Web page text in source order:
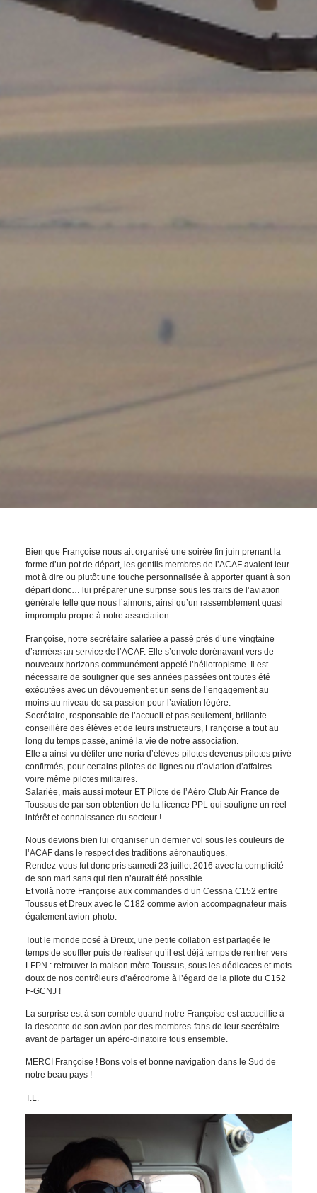
RETOUR AUX NEWS
Bien que Françoise nous ait organisé une soirée fin juin prenant la
forme d’un pot de départ, les gentils membres de l’ACAF avaient leur
mot à dire ou plutôt une touche personnalisée à apporter quant à son
départ donc… lui préparer une surprise sous les traits de l’aviation
générale telle que nous l’aimons, ainsi qu’un rassemblement quasi
impromptu propre à notre association.
Françoise, notre secrétaire salariée a passé près d’une vingtaine
d’années au service de l’ACAF. Elle s’envole dorénavant vers de
nouveaux horizons communément appelé l’héliotropisme. Il est
nécessaire de souligner que ses années passées ont toutes été
exécutées avec un dévouement et un sens de l’engagement au
moins au niveau de sa passion pour l’aviation légère.
Secrétaire, responsable de l’accueil et pas seulement, brillante
conseillère des élèves et de leurs instructeurs, Françoise a tout au
long du temps passé, animé la vie de notre association.
Elle a ainsi vu défiler une noria d’élèves-pilotes devenus pilotes privé
confirmés, pour certains pilotes de lignes ou d’aviation d’affaires
voire même pilotes militaires.
Salariée, mais aussi moteur ET Pilote de l’Aéro Club Air France de
Toussus de par son obtention de la licence PPL qui souligne un réel
intérêt et connaissance du secteur !
Nous devions bien lui organiser un dernier vol sous les couleurs de
l’ACAF dans le respect des traditions aéronautiques.
Rendez-vous fut donc pris samedi 23 juillet 2016 avec la complicité
de son mari sans qui rien n’aurait été possible.
Et voilà notre Françoise aux commandes d’un Cessna C152 entre
Toussus et Dreux avec le C182 comme avion accompagnateur mais
également avion-photo.
Tout le monde posé à Dreux, une petite collation est partagée le
temps de souffler puis de réaliser qu’il est déjà temps de rentrer vers
LFPN : retrouver la maison mère Toussus, sous les dédicaces et mots
doux de nos contrôleurs d’aérodrome à l’égard de la pilote du C152
F-GCNJ !
La surprise est à son comble quand notre Françoise est accueillie à
la descente de son avion par des membres-fans de leur secrétaire
avant de partager un apéro-dinatoire tous ensemble.
MERCI Françoise ! Bons vols et bonne navigation dans le Sud de
notre beau pays !
T.L.